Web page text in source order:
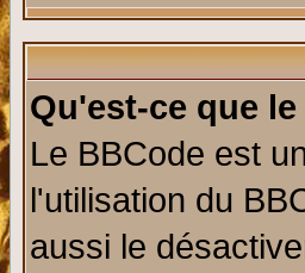
Qu'est-ce que
Le BBCode est
l'utilisation du
aussi le